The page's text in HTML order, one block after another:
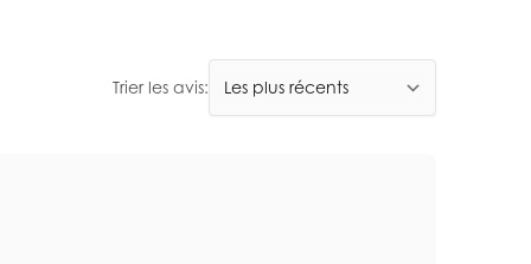
Trier les avis: